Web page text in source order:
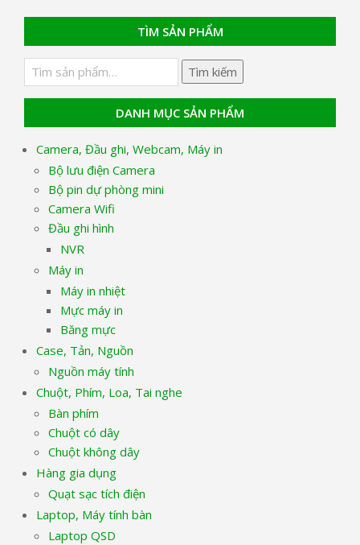
TÌM SẢN PHẨM
Tìm
kiếm:
Tìm kiếm
DANH MỤC SẢN PHẨM
Camera, Đầu ghi, Webcam, Máy in
Bộ lưu điện Camera
Bộ pin dự phòng mini
Camera Wifi
Đầu ghi hình
NVR
Máy in
Máy in nhiệt
Mực máy in
Băng mực
Case, Tản, Nguồn
Nguồn máy tính
Chuột, Phím, Loa, Tai nghe
Bàn phím
Chuột có dây
Chuột không dây
Hàng gia dụng
Quạt sạc tích điện
Laptop, Máy tính bàn
Laptop QSD